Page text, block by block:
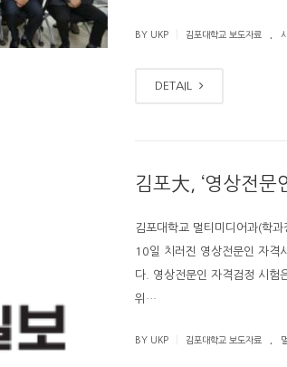
BY UKP 김포대학교 보도자료
DETAIL
김포大, ‘영상전문
김포대학교 멀티미디어과(학
10일 치러진 영상전문인 자격
다. 영상전문인 자격검정 시험
위…
BY UKP 김포대학교 보도자료